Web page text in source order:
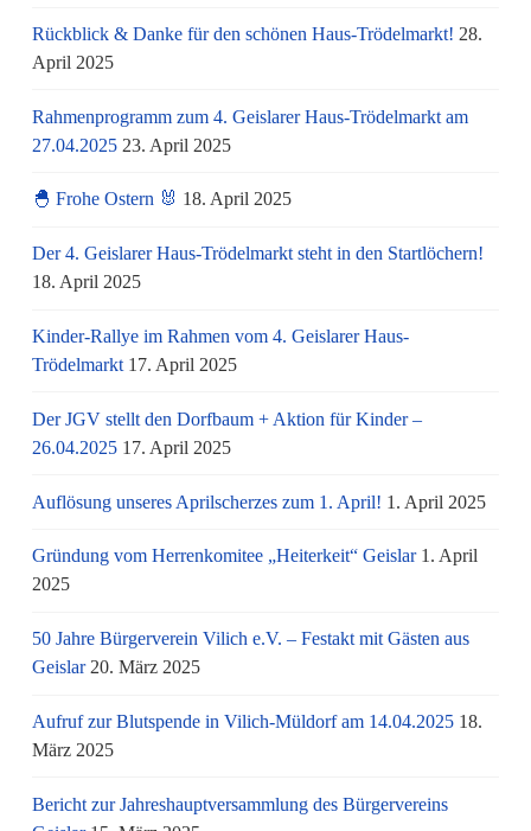
Rückblick & Danke für den schönen Haus-Trödelmarkt! 28.
April 2025
Rahmenprogramm zum 4. Geislarer Haus-Trödelmarkt am
27.04.2025 23. April 2025
🐣 Frohe Ostern 🐰 18. April 2025
Der 4. Geislarer Haus-Trödelmarkt steht in den Startlöchern!
18. April 2025
Kinder-Rallye im Rahmen vom 4. Geislarer Haus-
Trödelmarkt 17. April 2025
Der JGV stellt den Dorfbaum + Aktion für Kinder –
26.04.2025 17. April 2025
Auflösung unseres Aprilscherzes zum 1. April! 1. April 2025
Gründung vom Herrenkomitee „Heiterkeit“ Geislar 1. April
2025
50 Jahre Bürgerverein Vilich e.V. – Festakt mit Gästen aus
Geislar 20. März 2025
Aufruf zur Blutspende in Vilich-Müldorf am 14.04.2025 18.
März 2025
Bericht zur Jahreshauptversammlung des Bürgervereins